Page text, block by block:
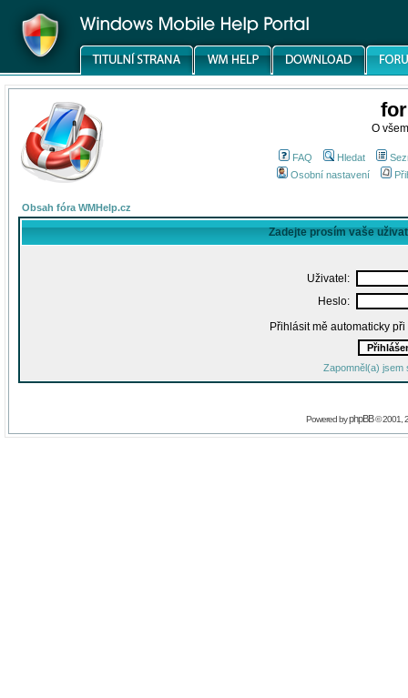
O
FAQ Hledat
Osobní nastavení
Obsah fóra WMHelp.cz
Zadejte prosím vaše
Uživatel:
Heslo:
Přihlásit mě automaticky
Zapomněl(a) jsem
Powered byphpBB© 2001,